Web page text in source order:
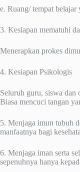
e. Ruang/ tempat
3. Kesiapan mematuhi
Menerapkan prokes
4. Kesiapan Psikologis
Seluruh guru, siswa dan
Biasa mencuci tangan
5. Menjaga imun tubuh
manfaatnya bagi
6. Menjaga iman serta
sepenuhnya hanya